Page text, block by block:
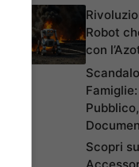
Robot
con
Scopri